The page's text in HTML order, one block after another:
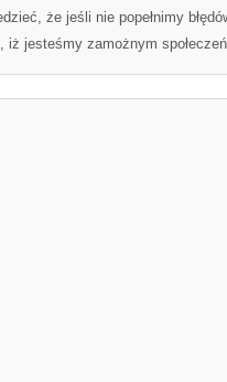
że jeśli nie popełnimy
iż jesteśmy zamożnym